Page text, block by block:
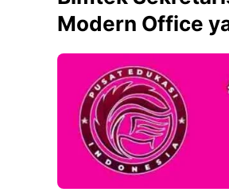
Modern Office